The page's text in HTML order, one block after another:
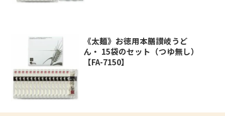
《太麺》お徳用本膳讃岐うど
ん・ 15袋のセット（つゆ無し）
【FA-7150】